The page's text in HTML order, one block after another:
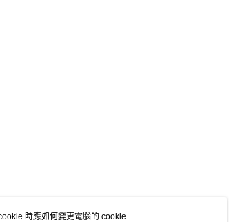
時應如何變更電腦的 cookie